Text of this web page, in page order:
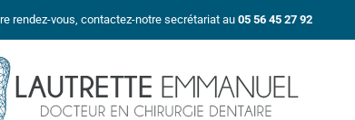
rendez-vous, contactez-notre secrétariat au 05 56 45 27 92